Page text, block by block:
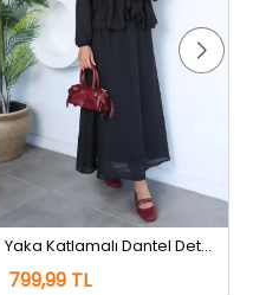
Yaka Katlamalı Dantel Detaylı Bluz Etek Tesettür İkili Takım Siyah
799,99 TL